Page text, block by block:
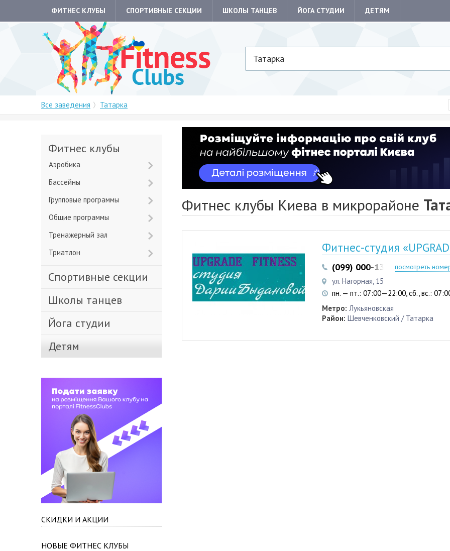
ФИТНЕС КЛУБЫ СПОРТИВНЫЕ СЕКЦИИ ШКОЛЫ ТАНЦЕВ ЙОГА СТУДИИ ДЕТЯМ
Татарка
Все заведения Татарка
Фитнес клубы Киева в микрорайоне
Фитнес-студия
(099) 000-13-33 (093) 617-
посмотреть
ул. Нагорная, 15
пн. — пт.: 07:00—22:00, сб., вс.:
Метро: Лукьяновская
Район: Шевченковский / Татарка
Фитнес клубы
Аэробика
Бассейны
Групповые программы
Общие программы
Тренажерный зал
Триатлон
Спортивные секции
Школы танцев
Йога студии
Детям
СКИДКИ И АКЦИИ
НОВЫЕ ФИТНЕС КЛУБЫ